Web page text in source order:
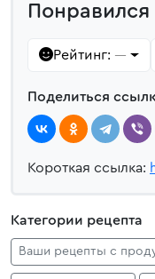
Понравился
Рейтинг: —
Поделиться
Короткая ссылка:
Категории рецепта
Ваши рецепты с